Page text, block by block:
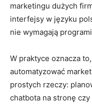
marketingu dużych
interfejsy w języku
nie wymagają
W praktyce oznacza
automatyzować
prostych rzeczy:
chatbota na stronę